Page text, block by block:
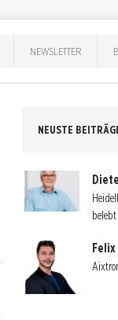
NEWSLETTER
NEUSTE